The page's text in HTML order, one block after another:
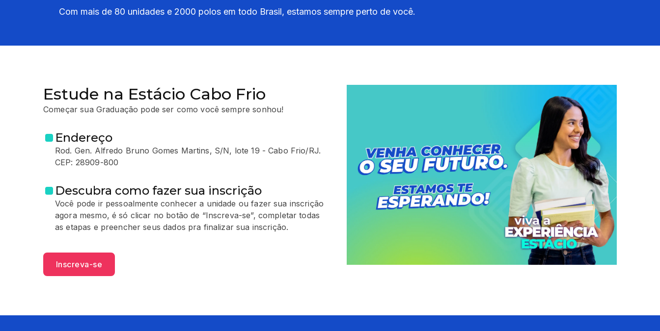
Com mais de 80 unidades e 2000 polos em todo Brasil, estamos sempre perto de você.
Estude na Estácio Cabo Frio
Começar sua Graduação pode ser como você sempre sonhou!
Endereço
Rod. Gen. Alfredo Bruno Gomes Martins, S/N, lote 19 - Cabo Frio/RJ.
CEP: 28909-800
Descubra como fazer sua inscrição
Você pode ir pessoalmente conhecer a unidade ou fazer sua inscrição
agora mesmo, é só clicar no botão de “Inscreva-se”, completar todas
as etapas e preencher seus dados pra finalizar sua inscrição.
Inscreva-se